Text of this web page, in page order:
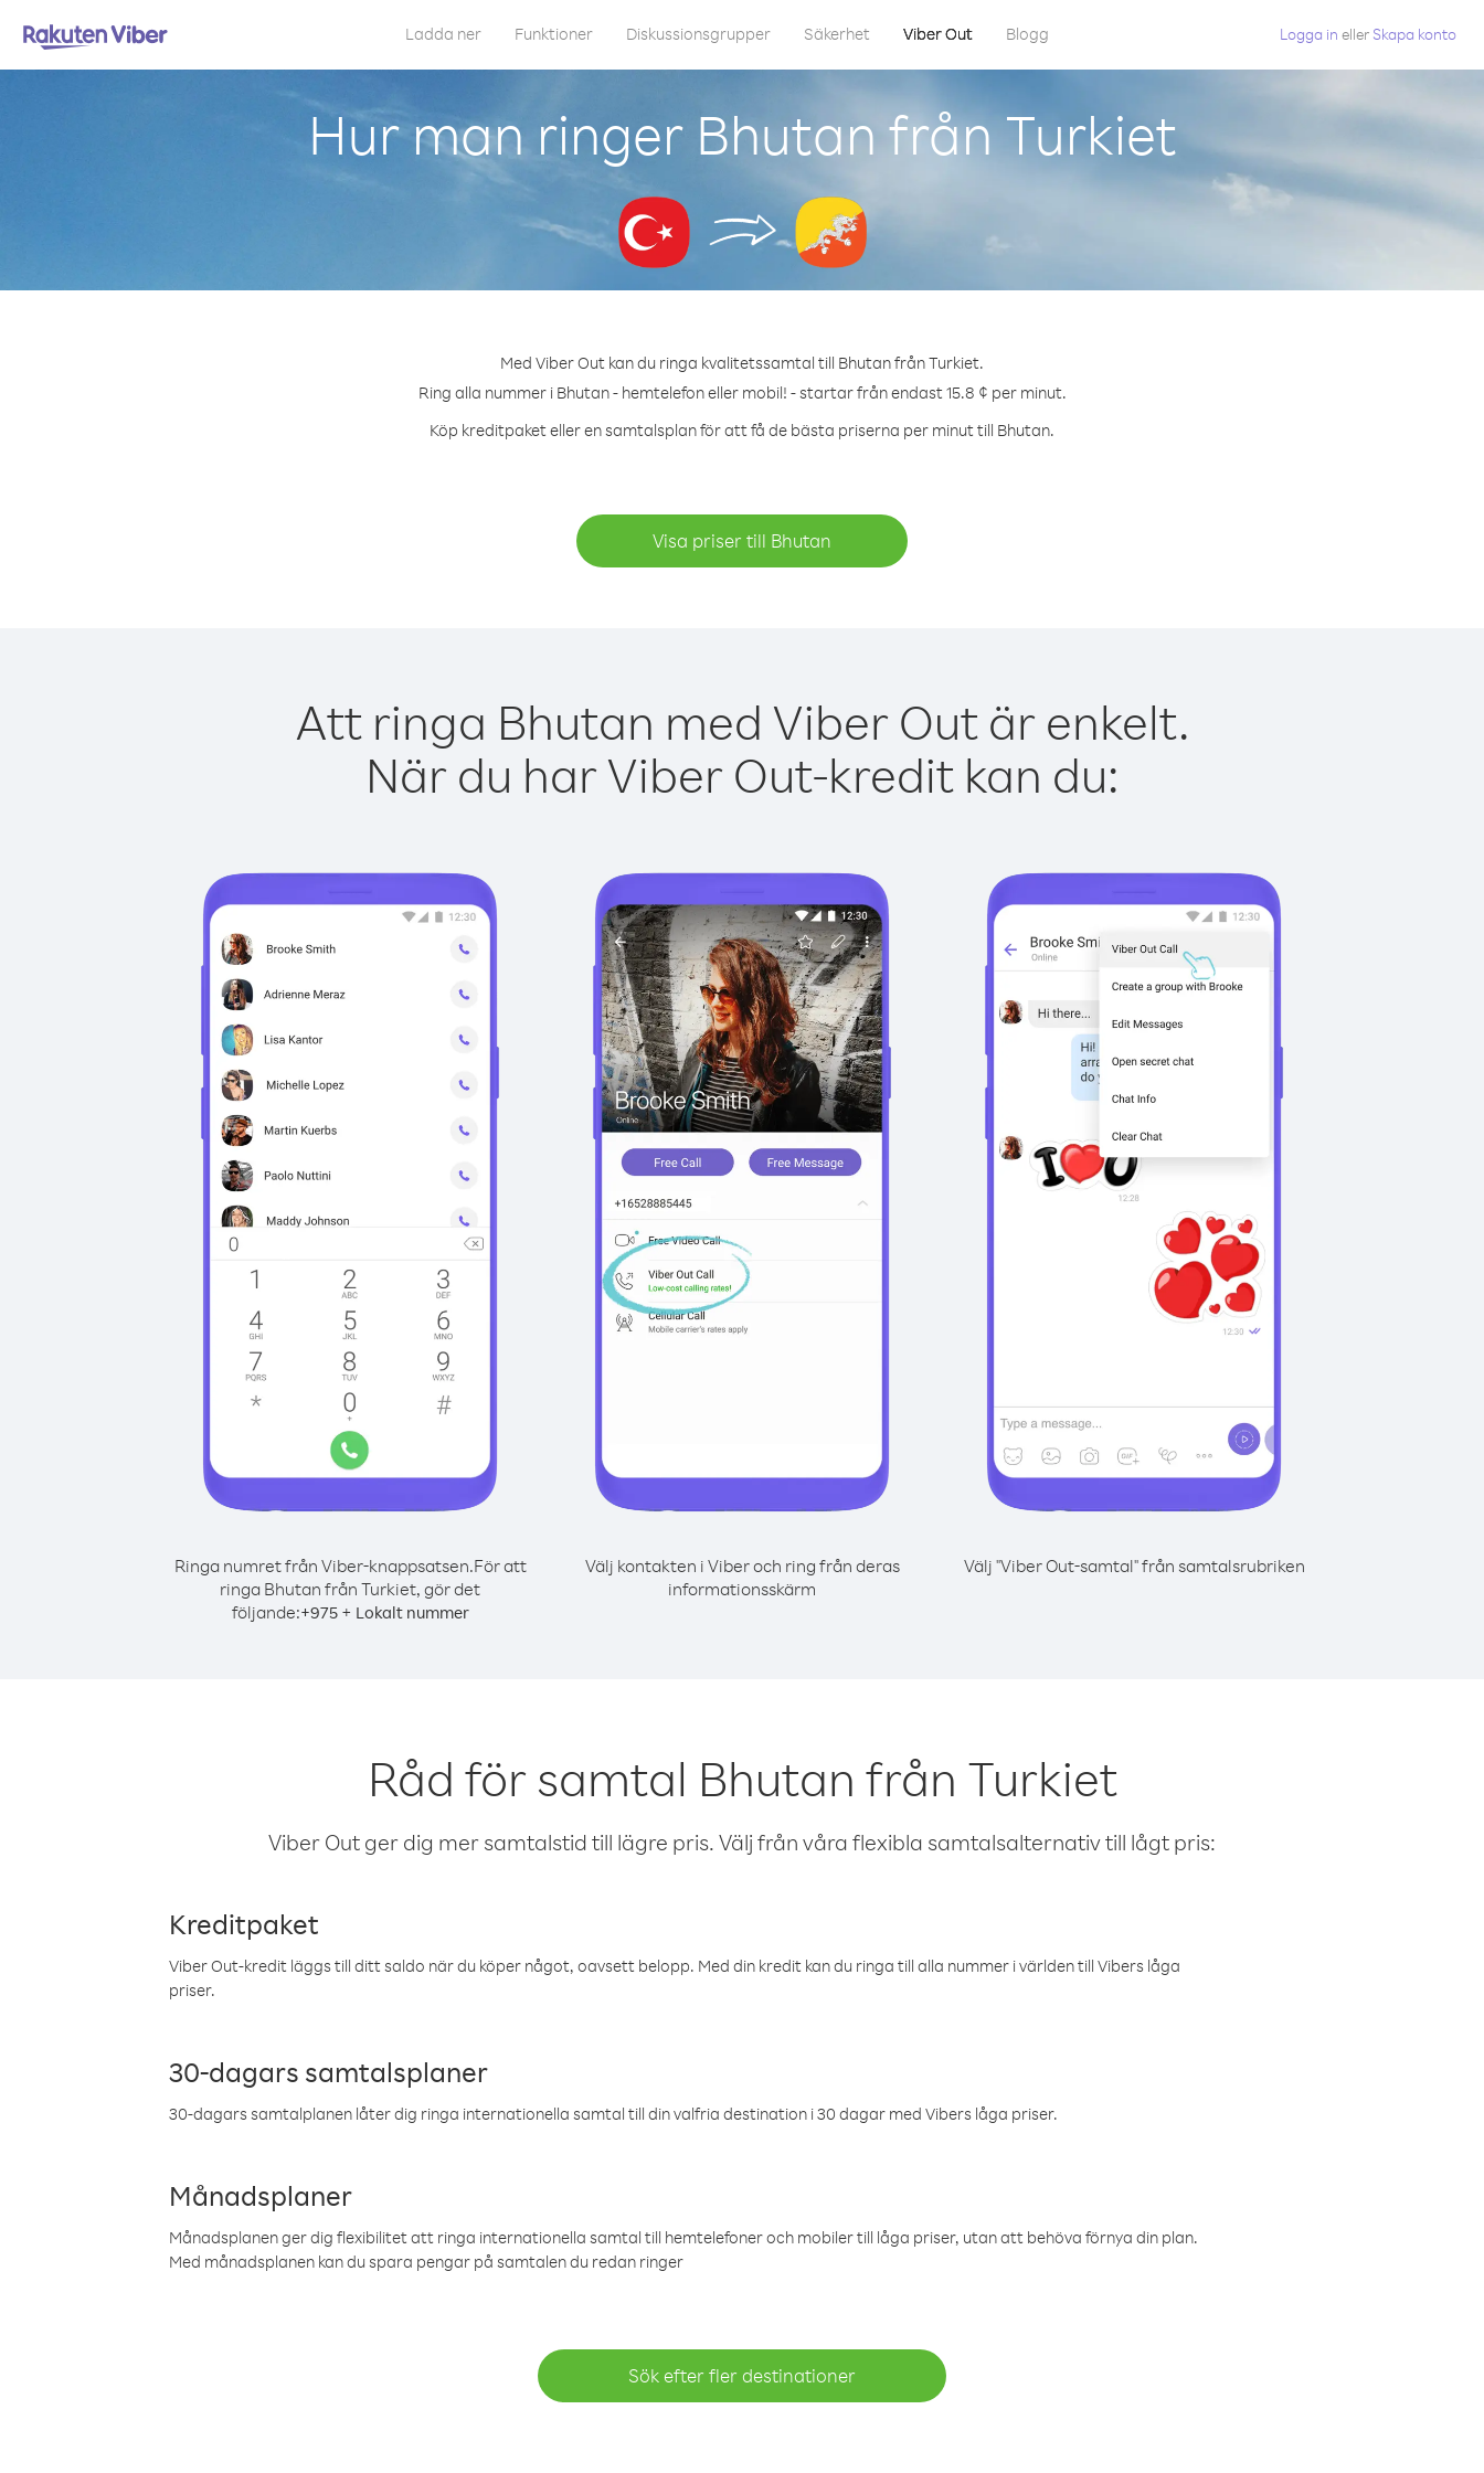
Ladda ner Funktioner Diskussionsgrupper Säkerhet Viber Out Blogg Logga in eller Skapa konto
Hur man ringer Bhutan från Turkiet
Med Viber Out kan du ringa kvalitetssamtal till Bhutan från Turkiet.
Ring alla nummer i Bhutan - hemtelefon eller mobil! - startar från endast 15.8 ¢ per minut.
Köp kreditpaket eller en samtalsplan för att få de bästa priserna per minut till Bhutan.
Visa priser till Bhutan
Att ringa Bhutan med Viber Out är enkelt.
När du har Viber Out-kredit kan du:
Ringa numret från Viber-knappsatsen.För att
ringa Bhutan från Turkiet, gör det
följande:+975+ Lokalt nummer
Välj kontakten i Viber och ring från deras
informationsskärm
Välj "Viber Out-samtal" från samtalsrubriken
Råd för samtal Bhutan från Turkiet
Viber Out ger dig mer samtalstid till lägre pris. Välj från våra flexibla samtalsalternativ till lågt pris:
Kreditpaket
Viber Out-kredit läggs till ditt saldo när du köper något, oavsett belopp. Med din kredit kan du ringa till alla nummer i världen till Vibers låga
priser.
30-dagars samtalsplaner
30-dagars samtalplanen låter dig ringa internationella samtal till din valfria destination i 30 dagar med Vibers låga priser.
Månadsplaner
Månadsplanen ger dig flexibilitet att ringa internationella samtal till hemtelefoner och mobiler till låga priser, utan att behöva förnya din plan.
Med månadsplanen kan du spara pengar på samtalen du redan ringer
Sök efter fler destinationer